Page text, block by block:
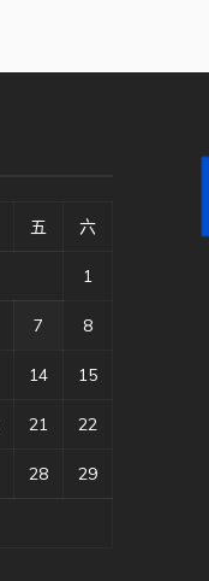
五 六
1
7 8
14 15
21 22
28 29